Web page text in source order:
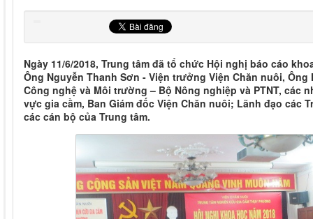
Ngày 11/6/2018, Trung tâm đã tổ chức Hội nghị báo cáo
Ông Nguyễn Thanh Sơn - Viện trưởng Viện Chăn nuôi, Ông
Công nghệ và Môi trường – Bộ Nông nghiệp và PTNT, các
vực gia cầm, Ban Giám đốc Viện Chăn nuôi; Lãnh đạo
các cán bộ của Trung tâm.